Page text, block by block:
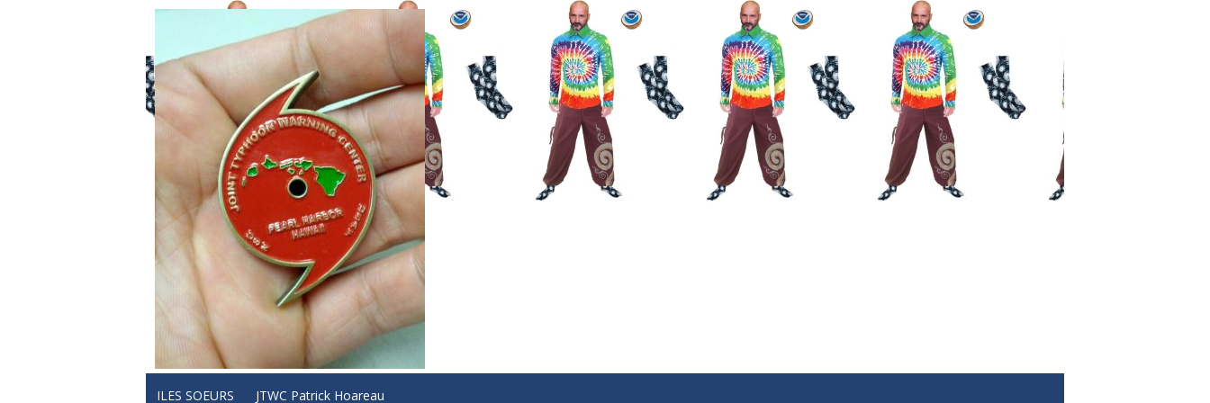
ILES SOEURS JTWC Patrick Hoareau